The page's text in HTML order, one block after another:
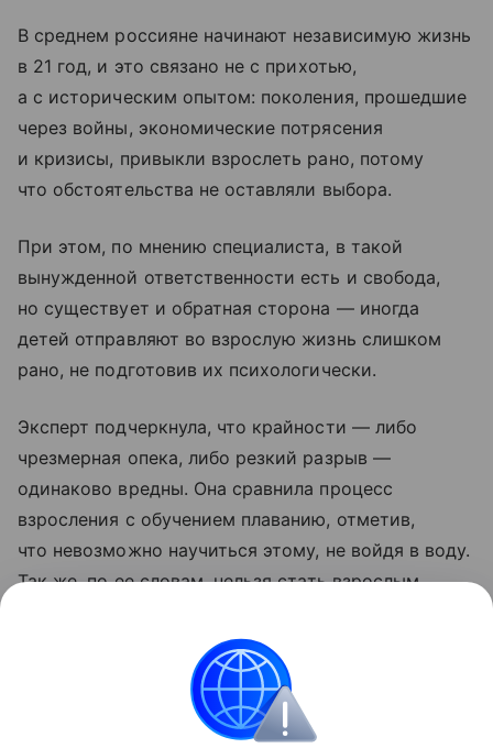
В среднем россияне начинают независимую жизнь
в 21 год, и это связано не с прихотью,
а с историческим опытом: поколения, прошедшие
через войны, экономические потрясения
и кризисы, привыкли взрослеть рано, потому
что обстоятельства не оставляли выбора.
При этом, по мнению специалиста, в такой
вынужденной ответственности есть и свобода,
но существует и обратная сторона — иногда
детей отправляют во взрослую жизнь слишком
рано, не подготовив их психологически.
Эксперт подчеркнула, что крайности — либо
чрезмерная опека, либо резкий разрыв —
одинаково вредны. Она сравнила процесс
взросления с обучением плаванию, отметив,
что невозможно научиться этому, не войдя в воду.
Так же, по ее словам, нельзя стать взрослым,
самостоятельно принимать решения и нести
за них ответственность.